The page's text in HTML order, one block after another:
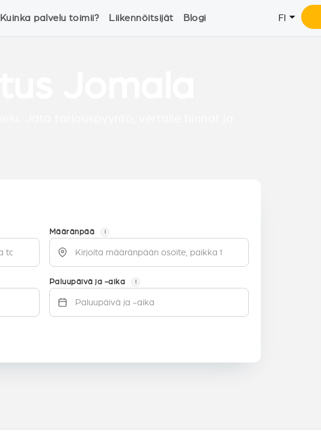
Kuinka palvelu toimii? Liikennöitsijät Blogi FI
Määränpää i
Paluupäivä ja -aika i